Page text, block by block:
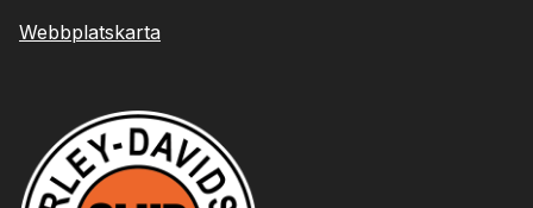
Webbplatskarta